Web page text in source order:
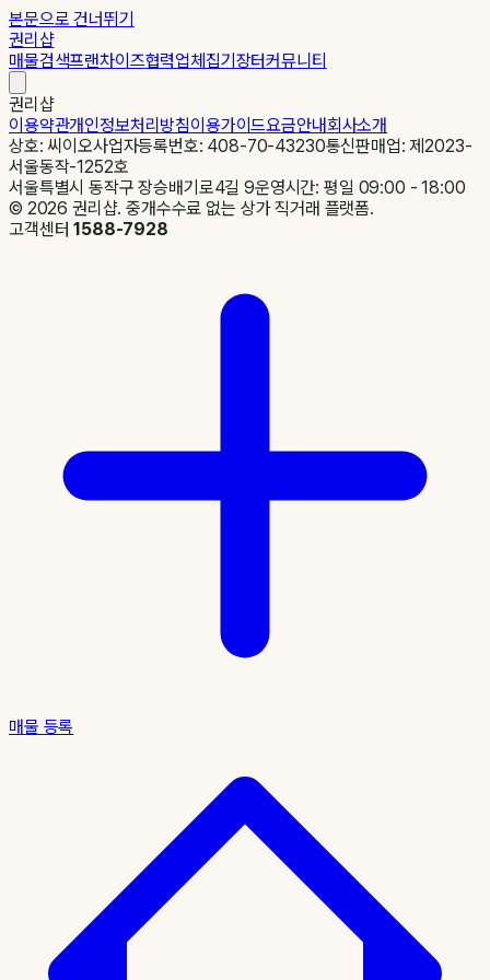
본문으로 건너뛰기
권리샵
매물검색프랜차이즈협력업체집기장터커뮤니티
권리샵
이용약관개인정보처리방침이용가이드요금안내회사소개
상호: 씨이오사업자등록번호: 408-70-43230통신판매업: 제2023-
서울동작-1252호
서울특별시 동작구 장승배기로4길 9운영시간: 평일 09:00 - 18:00
© 2026 권리샵. 중개수수료 없는 상가 직거래 플랫폼.
고객센터1588-7928
매물 등록